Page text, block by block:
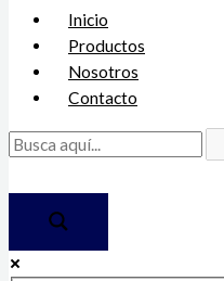
Inicio
Productos
Nosotros
Contacto